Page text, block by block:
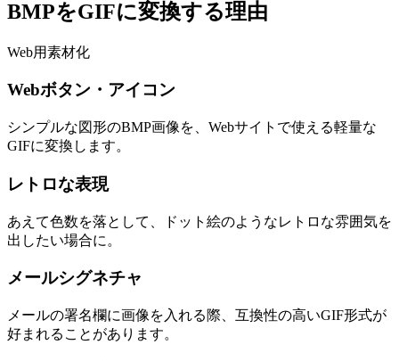
BMPをGIFに変換する理由
Web用素材化
Webボタン・アイコン
シンプルな図形のBMP画像を、Webサイトで使える軽量な
GIFに変換します。
レトロな表現
あえて色数を落として、ドット絵のようなレトロな雰囲気を
出したい場合に。
メールシグネチャ
メールの署名欄に画像を入れる際、互換性の高いGIF形式が
好まれることがあります。